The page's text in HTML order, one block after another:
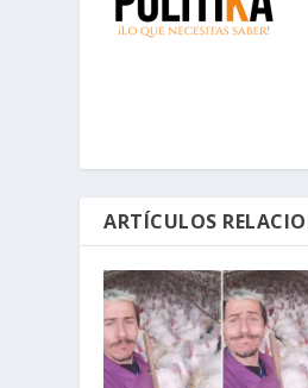
ARTÍCULOS